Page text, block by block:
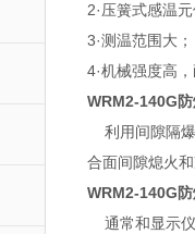
2·压簧式感温
3·测温范围大；
4·机械强度高
WRM2-140G
利用间隙隔爆
合面间隙熄火
WRM2-140G
通常和显示仪